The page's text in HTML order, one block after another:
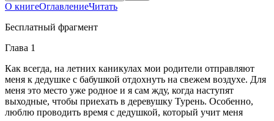
О книгеОглавлениеЧитать
Бесплатный фрагмент
Глава 1
Как всегда, на летних каникулах мои родители отправляют
меня к дедушке с бабушкой отдохнуть на свежем воздухе. Для
меня это место уже родное и я сам жду, когда наступят
выходные, чтобы приехать в деревушку Турень. Особенно,
люблю проводить время с дедушкой, который учит меня